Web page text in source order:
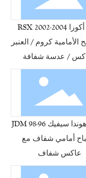
هوندا أكورا RSX 2002-2004
الأمامية كروم / العنبر
/ عدسة شفافة
سيارة هوندا سيفيك 96-98 JDM
أمامي شفاف مع
عاكس شفاف